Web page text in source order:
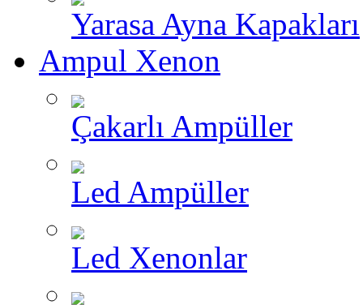
Yarasa Ayna Kapakları
Ampul Xenon
Çakarlı Ampüller
Led Ampüller
Led Xenonlar